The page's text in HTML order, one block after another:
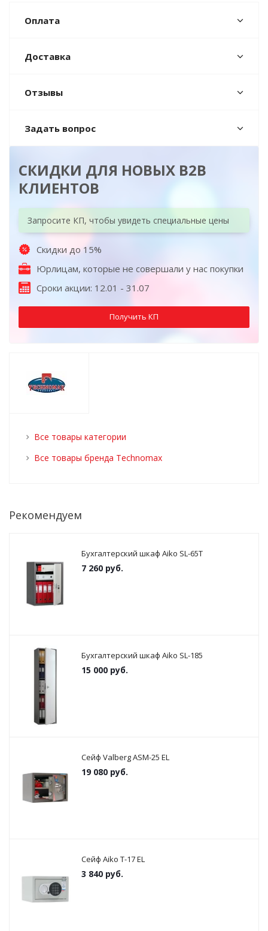
Оплата
Доставка
Отзывы
Задать вопрос
СКИДКИ ДЛЯ НОВЫХ B2B
КЛИЕНТОВ
Запросите КП, чтобы увидеть специальные цены
Скидки до 15%
Юрлицам, которые не совершали у нас покупки
Сроки акции: 12.01 - 31.07
Получить КП
Все товары категории
Все товары бренда Technomax
Рекомендуем
Бухгалтерский шкаф Aiko SL-65Т
7 260 руб.
Бухгалтерский шкаф Aiko SL-185
15 000 руб.
Сейф Valberg ASM-25 EL
19 080 руб.
Сейф Aiko T-17 EL
3 840 руб.